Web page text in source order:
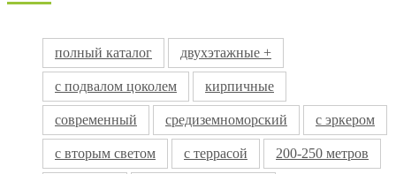
полный каталог двухэтажные +
с подвалом цоколем кирпичные
современный средиземноморский с эркером
с вторым светом с террасой 200-250 метров